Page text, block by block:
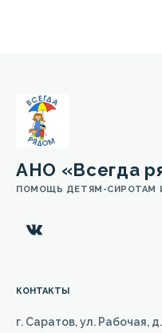
АНО «Всегда
ПОМОЩЬ ДЕТЯМ-СИРОТАМ
КОНТАКТЫ
г. Саратов, ул. Рабочая,